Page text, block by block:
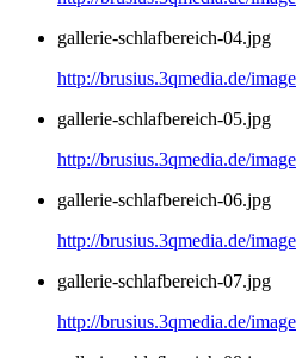
gallerie-schlafbereich-04.jpg
http://brusius.3qmedia.de/
gallerie-schlafbereich-05.jpg
http://brusius.3qmedia.de/
gallerie-schlafbereich-06.jpg
http://brusius.3qmedia.de/
gallerie-schlafbereich-07.jpg
http://brusius.3qmedia.de/